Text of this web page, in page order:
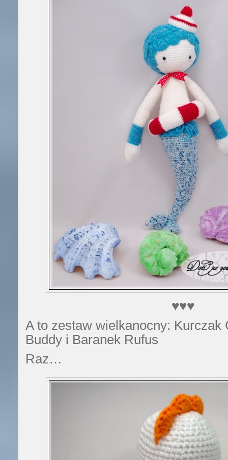
♥♥♥
A to zestaw wielkanocny: Kurczak
Buddy i Baranek Rufus
Raz…